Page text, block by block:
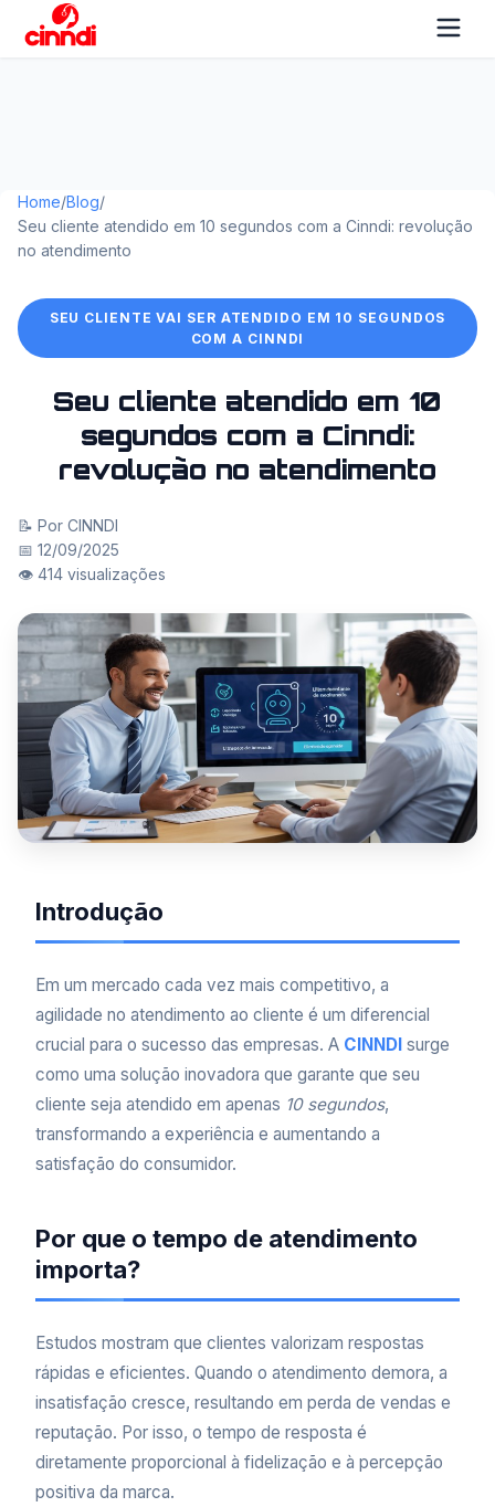
Home/Blog/
Seu cliente atendido em 10 segundos com a Cinndi: revolução
no atendimento
SEU CLIENTE VAI SER ATENDIDO EM 10 SEGUNDOS
COM A CINNDI
Seu cliente atendido em 10
segundos com a Cinndi:
revolução no atendimento
📝 Por CINNDI
📅 12/09/2025
👁️ 414 visualizações
Introdução
Em um mercado cada vez mais competitivo, a
agilidade no atendimento ao cliente é um diferencial
crucial para o sucesso das empresas. A CINNDI surge
como uma solução inovadora que garante que seu
cliente seja atendido em apenas 10 segundos,
transformando a experiência e aumentando a
satisfação do consumidor.
Por que o tempo de atendimento
importa?
Estudos mostram que clientes valorizam respostas
rápidas e eficientes. Quando o atendimento demora, a
insatisfação cresce, resultando em perda de vendas e
reputação. Por isso, o tempo de resposta é
diretamente proporcional à fidelização e à percepção
positiva da marca.